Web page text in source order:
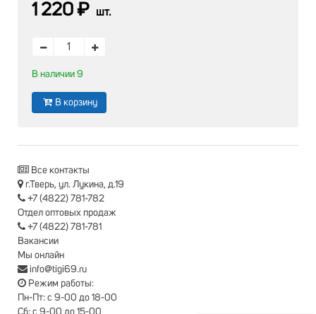
1 220 ₽ шт.
В наличии 9
В корзину
Все контакты
г.Тверь, ул. Лукина, д.19
+7 (4822) 781-782
Отдел оптовых продаж
+7 (4822) 781-781
Вакансии
Мы онлайн
info@tigi69.ru
Режим работы:
Пн-Пт: с 9-00 до 18-00
Сб: с 9-00 до 15-00